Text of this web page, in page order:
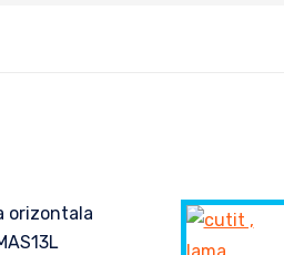
orizontala